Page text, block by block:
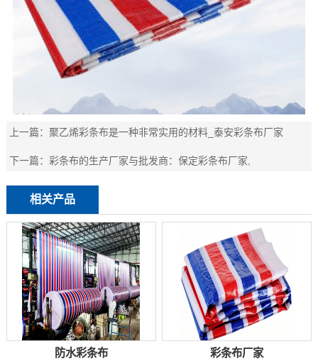
上一篇：​聚乙烯彩条布是一种非常实用的材料_泰安彩条布厂家
下一篇：彩条布的生产厂家与批发商：保定彩条布厂家,
相关产品
防水彩条布 彩条布厂家